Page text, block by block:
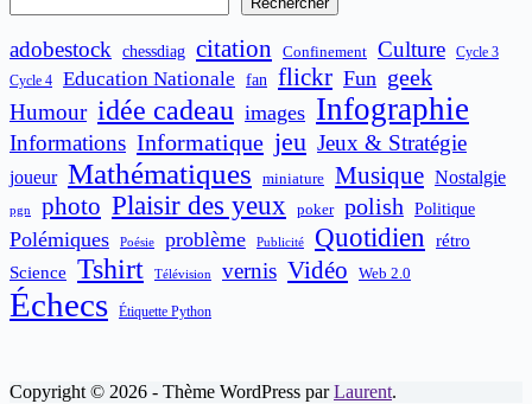
adobestock chessdiag citation Confinement Culture
Cycle 3
Cycle 4
Education Nationale fan flickr Fun geek
Humour idée cadeau images Infographie
Informations Informatique jeu Jeux & Stratégie
joueur Mathématiques miniature Musique Nostalgie
pgn photo Plaisir des yeux poker polish Politique
Polémiques Poésie problème Publicité Quotidien
rétro
Science
Tshirt Télévision vernis Vidéo Web 2.0
Échecs Étiquette Python
Copyright © 2026 - Thème WordPress parLaurent.